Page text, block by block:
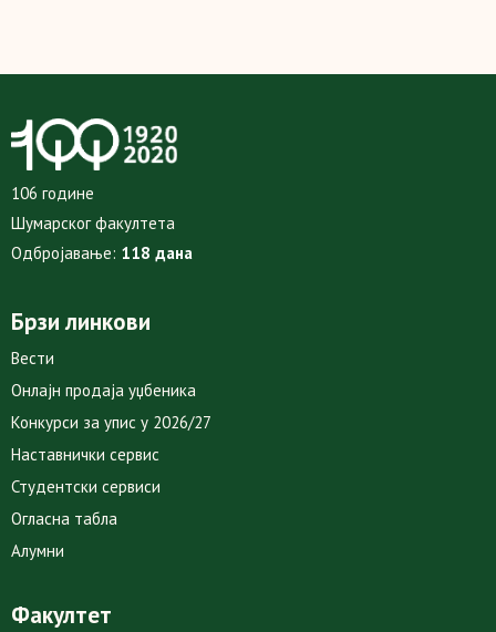
106 године
Шумарског факултета
Одбројавање: 118 дана
Брзи линкови
Вести
Онлајн продаја уџбеника
Конкурси за упис у 2026/27
Наставнички сервис
Студентски сервиси
Огласна табла
Алумни
Факултет